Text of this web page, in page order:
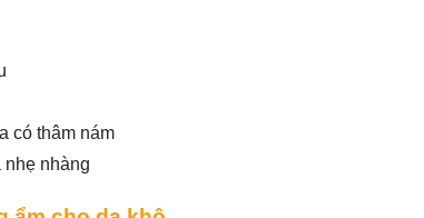
có thâm nám
nhẹ nhàng